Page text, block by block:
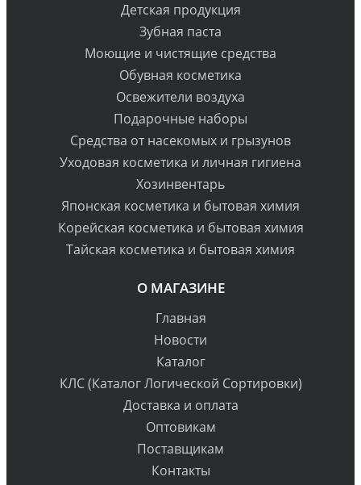
Детская продукция
Зубная паста
Моющие и чистящие средства
Обувная косметика
Освежители воздуха
Подарочные наборы
Средства от насекомых и грызунов
Уходовая косметика и личная гигиена
Хозинвентарь
Японская косметика и бытовая химия
Корейская косметика и бытовая химия
Тайская косметика и бытовая химия
О МАГАЗИНЕ
Главная
Новости
Каталог
КЛС (Каталог Логической Сортировки)
Доставка и оплата
Оптовикам
Поставщикам
Контакты